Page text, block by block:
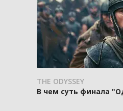
THE ODYSSEY
В чем суть финала